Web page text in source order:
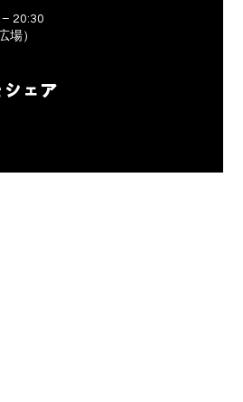
20:30
場）
ェア